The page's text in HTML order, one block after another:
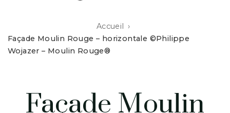
Accueil
Façade Moulin Rouge – horizontale ©Philippe
Wojazer – Moulin Rouge®
Façade Moulin